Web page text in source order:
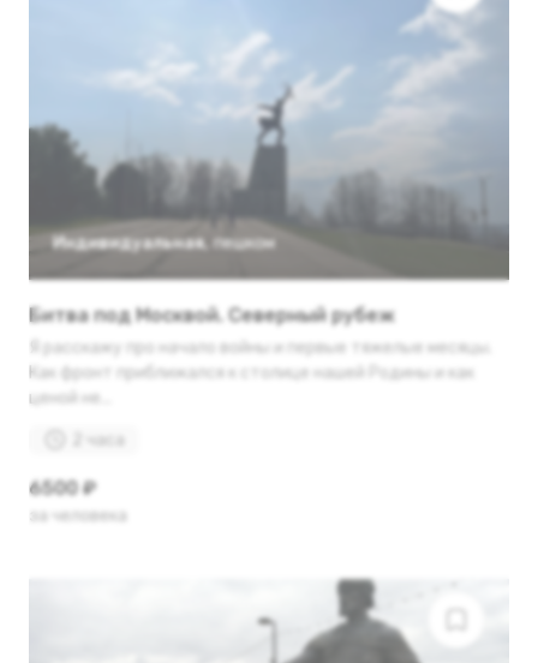
Индивидуальная, пешком
Битва под Москвой. Северный рубеж
Я расскажу про начало войны и первые тяжелые месяцы.
Как фронт приближался к столице нашей Родины и как
ценой не...
2 часа
6500 ₽
за человека